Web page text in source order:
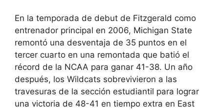
En la temporada de debut de Fitzgerald como
entrenador principal en 2006, Michigan State
remontó una desventaja de 35 puntos en el
tercer cuarto en una remontada que batió el
récord de la NCAA para ganar 41-38. Un año
después, los Wildcats sobrevivieron a las
travesuras de la sección estudiantil para lograr
una victoria de 48-41 en tiempo extra en East